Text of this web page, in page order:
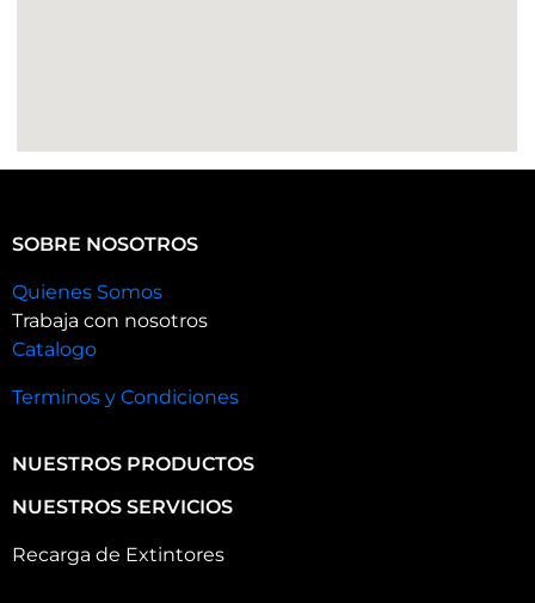
SOBRE NOSOTROS
Quienes Somos
Trabaja con nosotros
Catalogo
Terminos y Condiciones
NUESTROS PRODUCTOS
NUESTROS SERVICIOS
Recarga de Extintores